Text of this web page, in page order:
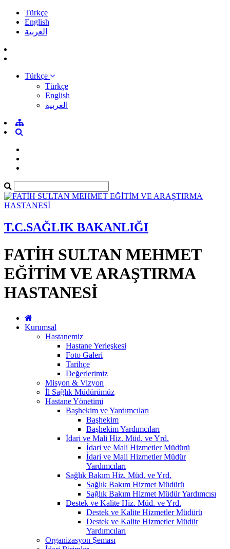
Türkçe
English
العربية
Türkçe
Türkçe
English
العربية
T.C.SAĞLIK BAKANLIĞI
FATİH SULTAN MEHMET
EĞİTİM VE ARAŞTIRMA
HASTANESİ
Kurumsal
Hastanemiz
Hastane Yerleşkesi
Foto Galeri
Tarihçe
Değerlerimiz
Misyon & Vizyon
İl Sağlık Müdürümüz
Hastane Yönetimi
Başhekim ve Yardımcıları
Başhekim
Başhekim Yardımcıları
İdari ve Mali Hiz. Müd. ve Yrd.
İdari ve Mali Hizmetler Müdürü
İdari ve Mali Hizmetler Müdür
Yardımcıları
Sağlık Bakım Hiz. Müd. ve Yrd.
Sağlık Bakım Hizmet Müdürü
Sağlık Bakım Hizmet Müdür Yardımcısı
Destek ve Kalite Hiz. Müd. ve Yrd.
Destek ve Kalite Hizmetler Müdürü
Destek ve Kalite Hizmetler Müdür
Yardımcıları
Organizasyon Şeması